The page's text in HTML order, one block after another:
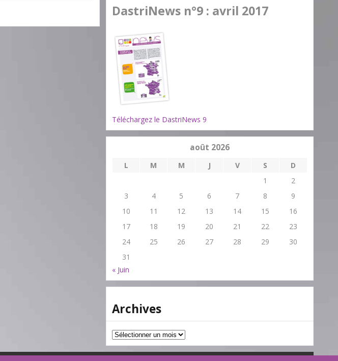
DastriNews n°9 : avril 2017
Téléchargez le DastriNews 9
août 2026
L M M J V S
D
1
2
3
4 5 6 7 8
9
10
11 12 13 14 15
16
17
18 19 20 21 22
23
24
25 26 27 28 29
30
31
« Juin
Archives
Archives